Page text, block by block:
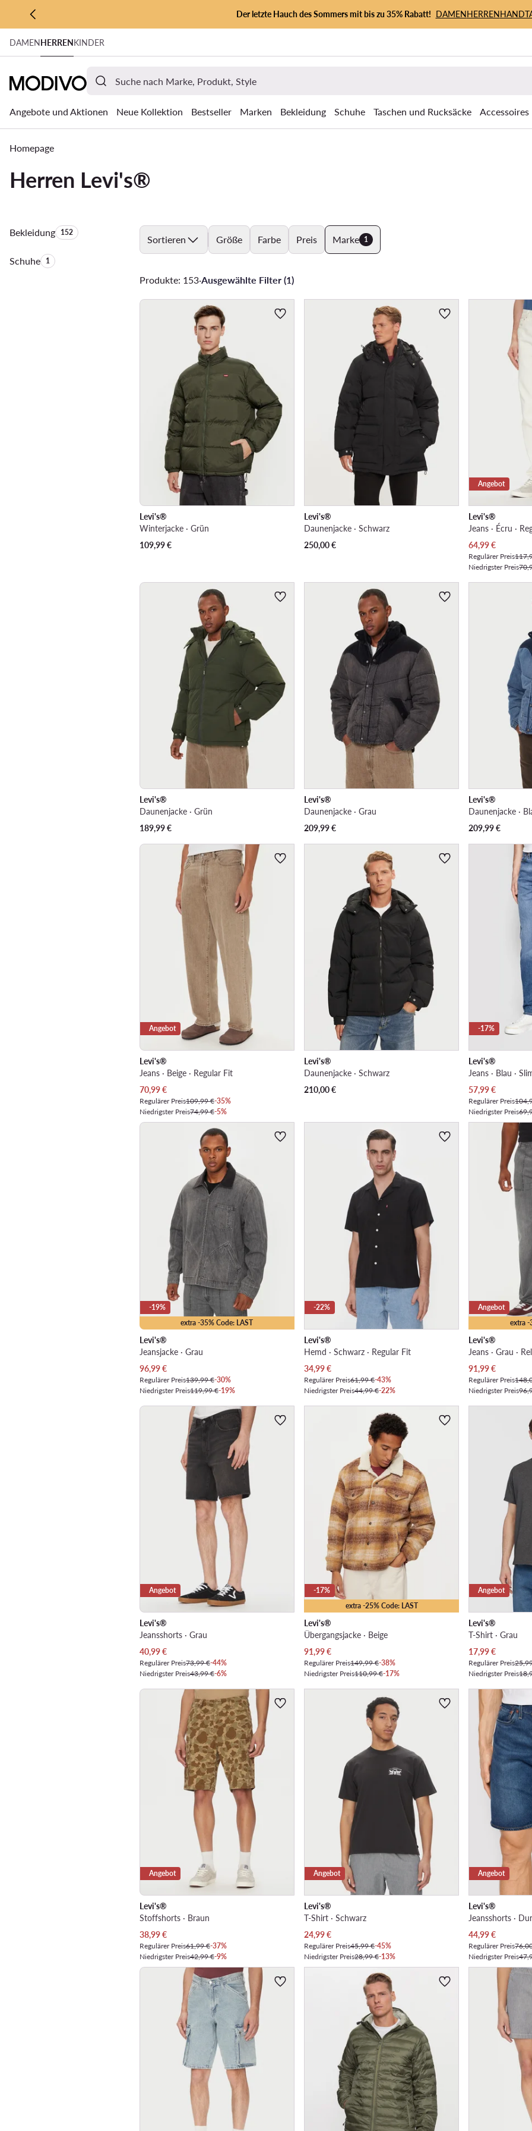
ZUM HAUPTINHALT SPRINGEN
ZUR SUCHE
Der letzte Hauch des Sommers mit bis zu 35% Rabatt! DAMENHERREN
DAMENHERRENKINDER
Angebote und Aktionen Neue Kollektion Bestseller Marken Bekleidung Schuhe Taschen und Rucksäcke Accessoires
Homepage
Herren Levi's®
BekleidungAnzahl der Produkte:
152
SchuheAnzahl der Produkte:
1
Sortieren Größe Farbe Preis Marke 1
Produkte: 153·Ausgewählte Filter (1)
Levi's®
Winterjacke · Grün
109,99€
Levi's®
Daunenjacke · Schwarz
250,00€
Angebot
Levi's®
Jeans · Écru ·
Aktueller Preis
64,99€
Regulärer Preis
Niedrigster Preis
Levi's®
Daunenjacke · Grün
189,99€
Levi's®
Daunenjacke · Grau
209,99€
Levi's®
Daunenjacke ·
209,99€
Angebot
Levi's®
Jeans · Beige · Regular Fit
Aktueller Preis
70,99€
Regulärer Preis109,99 €-35%
Niedrigster Preis74,99 €-5%
Levi's®
Daunenjacke · Schwarz
210,00€
-17%
Levi's®
Jeans · Blau ·
Aktueller Preis
57,99€
Regulärer Preis
Niedrigster Preis
extra -35% Code: LAST
-19%
Levi's®
Jeansjacke · Grau
Aktueller Preis
96,99€
Regulärer Preis139,99 €-30%
Niedrigster Preis119,99 €-19%
-22%
Levi's®
Hemd · Schwarz · Regular Fit
Aktueller Preis
34,99€
Regulärer Preis61,99 €-43%
Niedrigster Preis44,99 €-22%
extra -
Angebot
Levi's®
Jeans · Grau ·
Aktueller Preis
91,99€
Regulärer Preis
Niedrigster Preis
Angebot
Levi's®
Jeansshorts · Grau
Aktueller Preis
40,99€
Regulärer Preis73,99 €-44%
Niedrigster Preis43,99 €-6%
extra -25% Code: LAST
-17%
Levi's®
Übergangsjacke · Beige
Aktueller Preis
91,99€
Regulärer Preis149,99 €-38%
Niedrigster Preis110,99 €-17%
Angebot
Levi's®
T-Shirt · Grau
Aktueller Preis
17,99€
Regulärer Preis
Niedrigster Preis
Angebot
Levi's®
Stoffshorts · Braun
Aktueller Preis
38,99€
Regulärer Preis61,99 €-37%
Niedrigster Preis42,99 €-9%
Angebot
Levi's®
T-Shirt · Schwarz
Aktueller Preis
24,99€
Regulärer Preis45,99 €-45%
Niedrigster Preis28,99 €-13%
Angebot
Levi's®
Jeansshorts ·
Aktueller Preis
44,99€
Regulärer Preis
Niedrigster Preis